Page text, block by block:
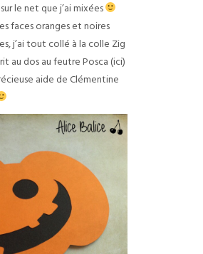
le net que j’ai mixées
faces oranges et noires
j’ai tout collé à la colle Zig
au dos au feutre Posca (ici)
aide de Clémentine